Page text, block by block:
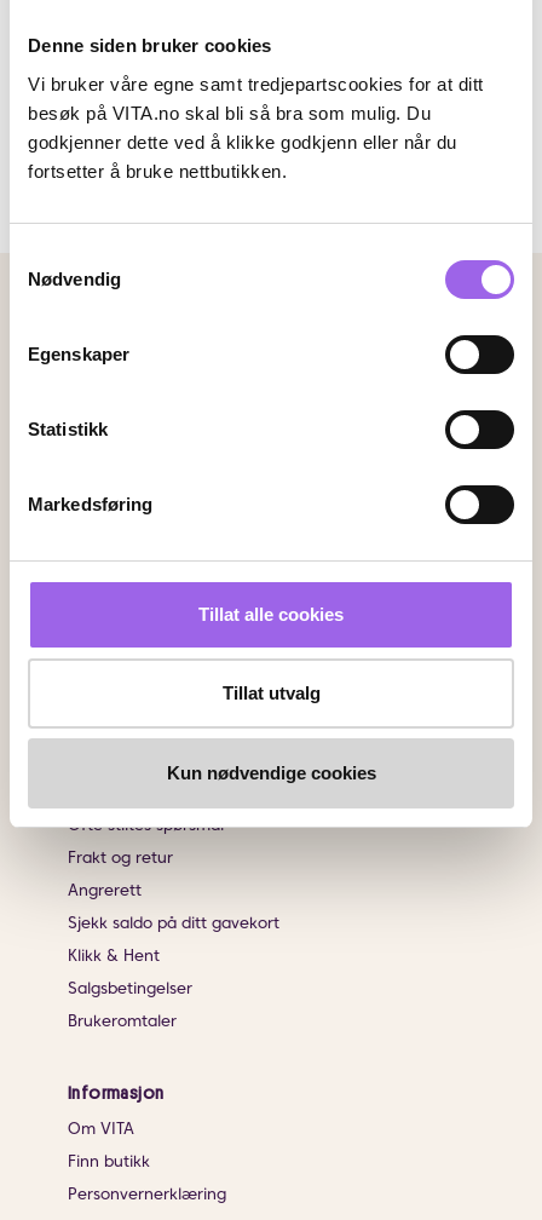
Denne siden bruker cookies
Vi bruker våre egne samt tredjepartscookies for at ditt
besøk på VITA.no skal bli så bra som mulig. Du
godkjenner dette ved å klikke godkjenn eller når du
fortsetter å bruke nettbutikken.
Nødvendig
Egenskaper
Statistikk
Markedsføring
Tillat alle cookies
Tillat utvalg
Kun nødvendige cookies
Vanlige åpningstider
Mandag - Fredag: 09:00-18:00
Følg oss
Endre innstillingene for informasjonskapsler
Ofte stiltes spørsmål
Frakt og retur
Angrerett
Sjekk saldo på ditt gavekort
Klikk & Hent
Salgsbetingelser
Brukeromtaler
Informasjon
Om VITA
Finn butikk
Personvernerklæring